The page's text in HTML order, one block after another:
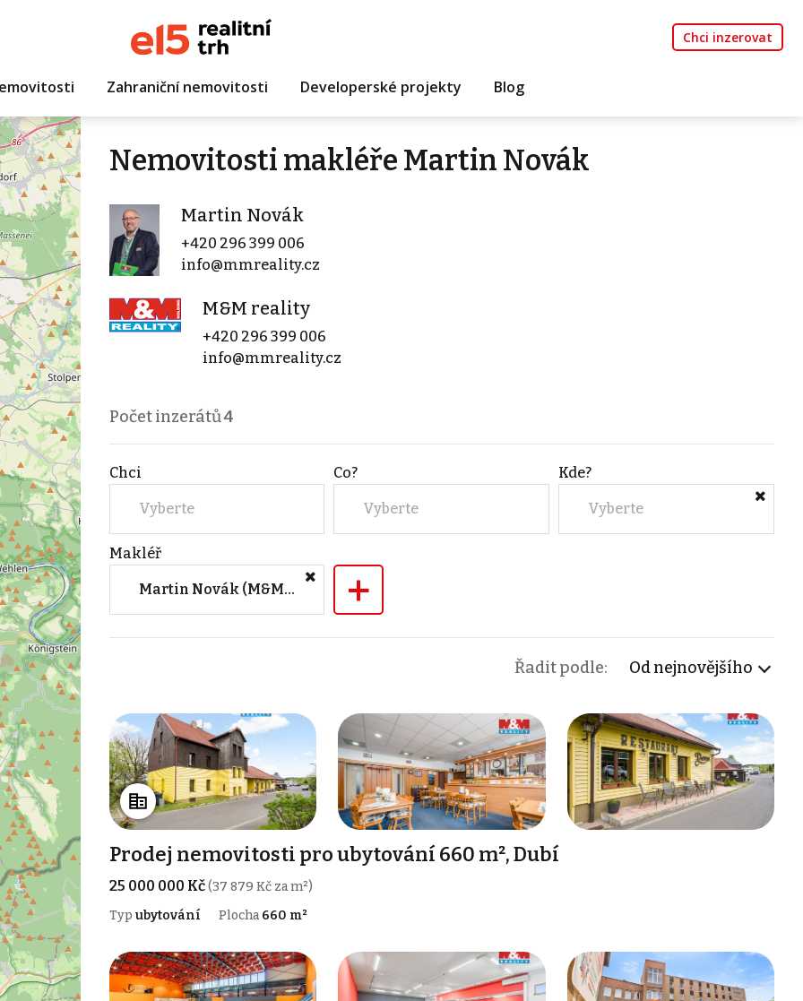
Chci inzerovat
Zahraniční nemovitosti Developerské projekty Blog
Nemovitosti makléře Martin Novák
Martin Novák
+420 296 399 006
info@mmreality.cz
M&M reality
+420 296 399 006
info@mmreality.cz
Počet inzerátů4
Chci
Vyberte
Co?
Vyberte
Kde?
Vyberte
Makléř
Martin Novák (M&M reality) +
Řadit podle: Od nejnovějšího
Prodej nemovitosti pro ubytování 660 m², Dubí
25 000 000 Kč(37 879 Kč za m²)
Typ ubytování Plocha 660 m²